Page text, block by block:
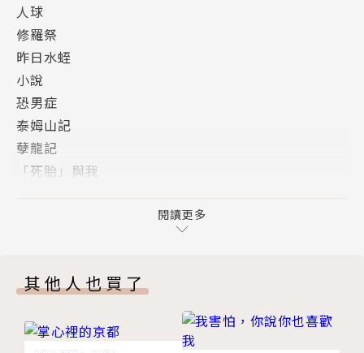
本名李能棋，台灣省苗栗縣人，民國23年6月15日生。
新竹師範學校畢業，高考及格。其後任教於中小學及苗
栗農工職校達28年，民國72年退休後專事寫作與評
論。曾任《台灣文藝》主編，現任真理大學台灣文學系
兼任副教授、台灣筆會會長。曾獲台灣文學獎、吳三連
文藝獎、吳濁流文學特別獎。著有：論述《小說入
門》、《台灣人的醜陋面》、《台灣運動的文化困局與
轉機》、《台灣文學造型》、《台灣文化造型》、新詩
《人的極限》、《山女》、《痛苦的符號》、《恍惚的
人球
修羅祭
昨日水蛭
小說
恐男症
泰姆山記
孽龍記
「死胎」與我
閱讀更多
其他人也買了